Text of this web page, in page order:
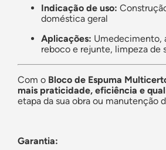
Indicação de uso:
doméstica geral
Aplicações: Umedecimento,
reboco e rejunte, limpeza de
Com o Bloco de Espuma
mais praticidade, eficiência e
etapa da sua obra ou manutenção
Garantia: